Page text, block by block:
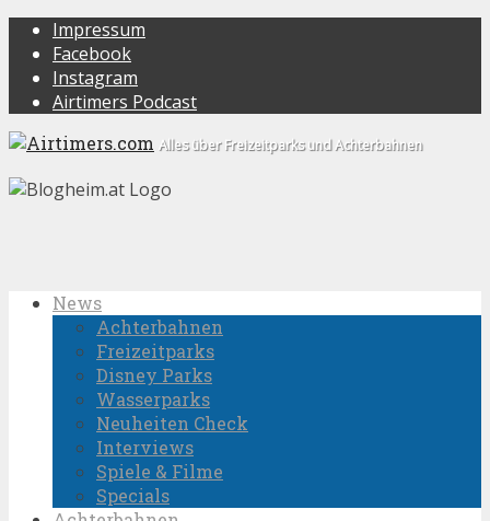
Impressum
Facebook
Instagram
Airtimers Podcast
Alles über Freizeitparks und Achterbahnen
News
Achterbahnen
Freizeitparks
Disney Parks
Wasserparks
Neuheiten Check
Interviews
Spiele & Filme
Specials